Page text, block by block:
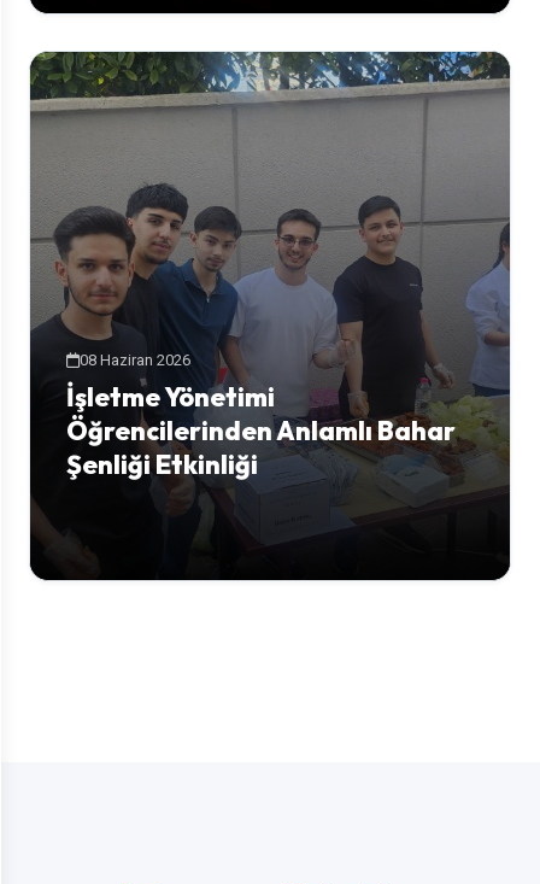
08 Haziran 2026
İşletme Yönetimi
Öğrencilerinden Anlamlı Bahar
Şenliği Etkinliği